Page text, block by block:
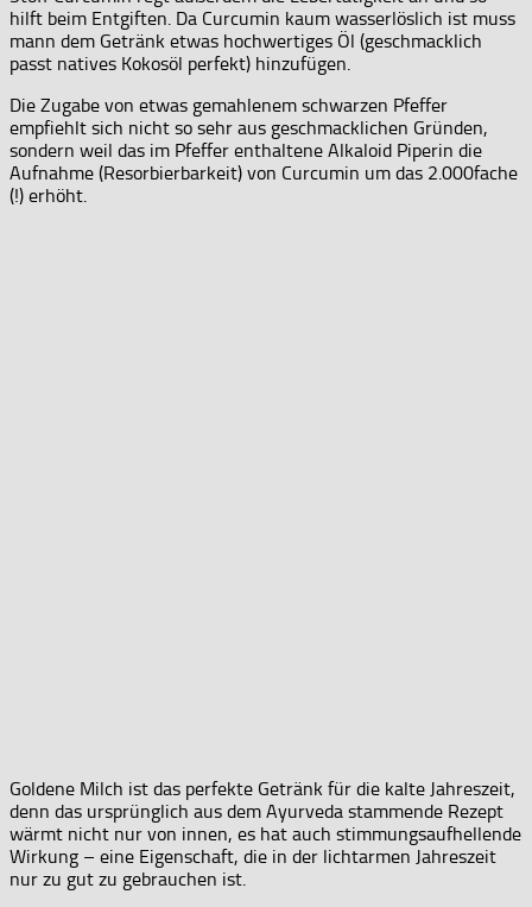
hilft beim Entgiften. Da Curcumin kaum wasserlöslich ist muss
mann dem Getränk etwas hochwertiges Öl (geschmacklich
passt natives Kokosöl perfekt) hinzufügen.
Die Zugabe von etwas gemahlenem schwarzen Pfeffer
empfiehlt sich nicht so sehr aus geschmacklichen Gründen,
sondern weil das im Pfeffer enthaltene Alkaloid Piperin die
Aufnahme (Resorbierbarkeit) von Curcumin um das 2.000fache
(!) erhöht.
Goldene Milch ist das perfekte Getränk für die kalte Jahreszeit,
denn das ursprünglich aus dem Ayurveda stammende Rezept
wärmt nicht nur von innen, es hat auch stimmungsaufhellende
Wirkung – eine Eigenschaft, die in der lichtarmen Jahreszeit
nur zu gut zu gebrauchen ist.